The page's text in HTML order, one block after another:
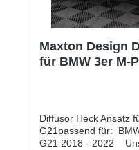
Maxton Design
für BMW 3er M-
Diffusor Heck Ansatz
G21passend für:
G21 2018 - 2022